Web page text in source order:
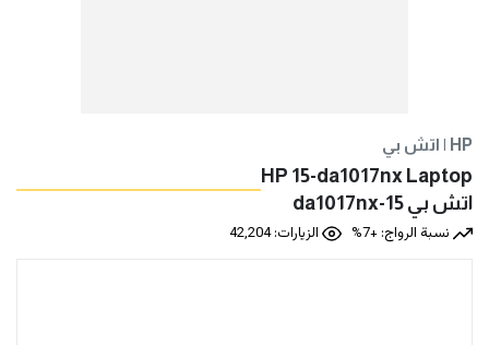
اتش بي | HP
HP 15-da1017nx Laptop
اتش بي 15-da1017nx
نسبة الرواج: +7%
الزيارات: 42,204